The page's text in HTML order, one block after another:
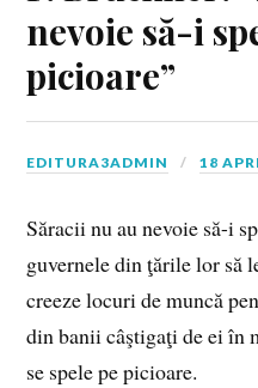
nevoie să-i
picioare”
EDITURA3ADMIN 18
Săracii nu au nevoie să-i
guvernele din ţările lor să
creeze locuri de muncă
din banii câştigaţi de ei în
se spele pe picioare.